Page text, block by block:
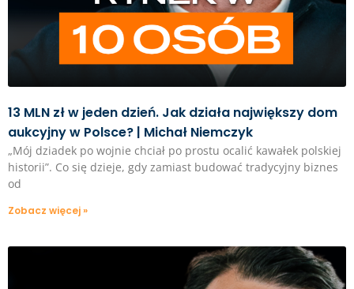
13 MLN zł w jeden dzień. Jak działa największy dom
aukcyjny w Polsce? | Michał Niemczyk
„Mój dziadek po wojnie chciał po prostu ocalić kawałek polskiej
historii”. Co się dzieje, gdy zamiast budować tradycyjny biznes
od
Zobacz więcej »